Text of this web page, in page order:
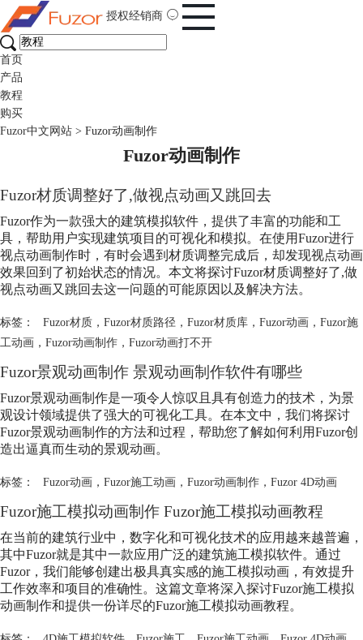
授权经销商
首页
产品
教程
购买
Fuzor中文网站 > Fuzor动画制作
Fuzor动画制作
Fuzor材质调整好了,做视点动画又跳回去
Fuzor作为一款强大的建筑模拟软件，提供了丰富的功能和工
具，帮助用户实现建筑项目的可视化和模拟。在使用Fuzor进行
视点动画制作时，有时会遇到材质调整完成后，却发现视点动画
效果回到了初始状态的情况。本文将探讨Fuzor材质调整好了,做
视点动画又跳回去这一问题的可能原因以及解决方法。
标签： Fuzor材质， Fuzor材质路径 ， Fuzor材质库， Fuzor动画， Fuzor施
工动画 ， Fuzor动画制作 ， Fuzor动画打不开
Fuzor景观动画制作 景观动画制作软件有哪些
Fuzor景观动画制作是一项令人惊叹且具有创造力的技术，为景
观设计领域提供了强大的可视化工具。在本文中，我们将探讨
Fuzor景观动画制作的方法和过程，帮助您了解如何利用Fuzor创
造出逼真而生动的景观动画。
标签： Fuzor动画， Fuzor施工动画， Fuzor动画制作， Fuzor 4D动画
Fuzor施工模拟动画制作 Fuzor施工模拟动画教程
在当前的建筑行业中，数字化和可视化技术的应用越来越普遍，
其中Fuzor就是其中一款应用广泛的建筑施工模拟软件。通过
Fuzor，我们能够创建出极具真实感的施工模拟动画，有效提升
工作效率和项目的准确性。这篇文章将深入探讨Fuzor施工模拟
动画制作和提供一份详尽的Fuzor施工模拟动画教程。